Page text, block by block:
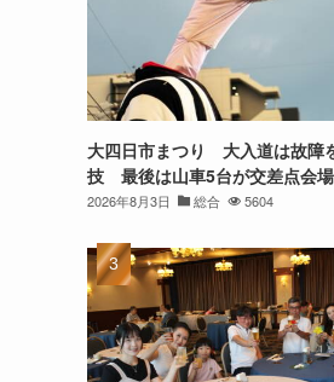
大四日市まつり 大入道は故障
技 最後は山車5台が交差点会場
2026年8月3日 総合 5604